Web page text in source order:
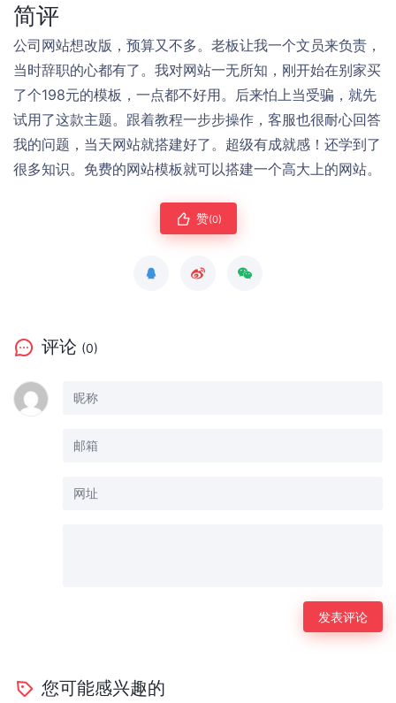
简评
公司网站想改版，预算又不多。老板让我一个文员来负责，
当时辞职的心都有了。我对网站一无所知，刚开始在别家买
了个198元的模板，一点都不好用。后来怕上当受骗，就先
试用了这款主题。跟着教程一步步操作，客服也很耐心回答
我的问题，当天网站就搭建好了。超级有成就感！还学到了
很多知识。免费的网站模板就可以搭建一个高大上的网站。
赞(0)
评论 (0)
您可能感兴趣的